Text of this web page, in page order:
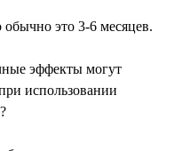
это 3-6 месяцев.
эффекты могут
использовании